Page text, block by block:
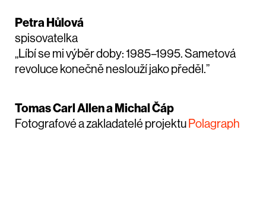
Petra Hůlová
spisovatelka
„Líbí se mi výběr doby: 1985–1995. Sametová
revoluce konečně neslouží jako předěl.”
Tomas Carl Allen a Michal Čáp
Fotografové a zakladatelé projektu Polagraph